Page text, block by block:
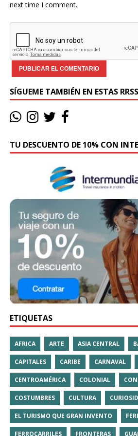
next time I comment.
SÍGUEME TAMBIÉN EN ESTAS RRSS
TU DESCUENTO DE 10% CON
ETIQUETAS
AFRICA ARTE ASIA CENTRAL
CAPITALES CARIBE CARNAVAL
CENTROAMÉRICA COLONIAL
COSTUMBRES CULTURA
EL TURISMO QUE GRAN INVENTO
FERROCARRILES FRONTERAS